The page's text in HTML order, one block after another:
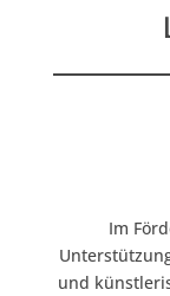
Im
und